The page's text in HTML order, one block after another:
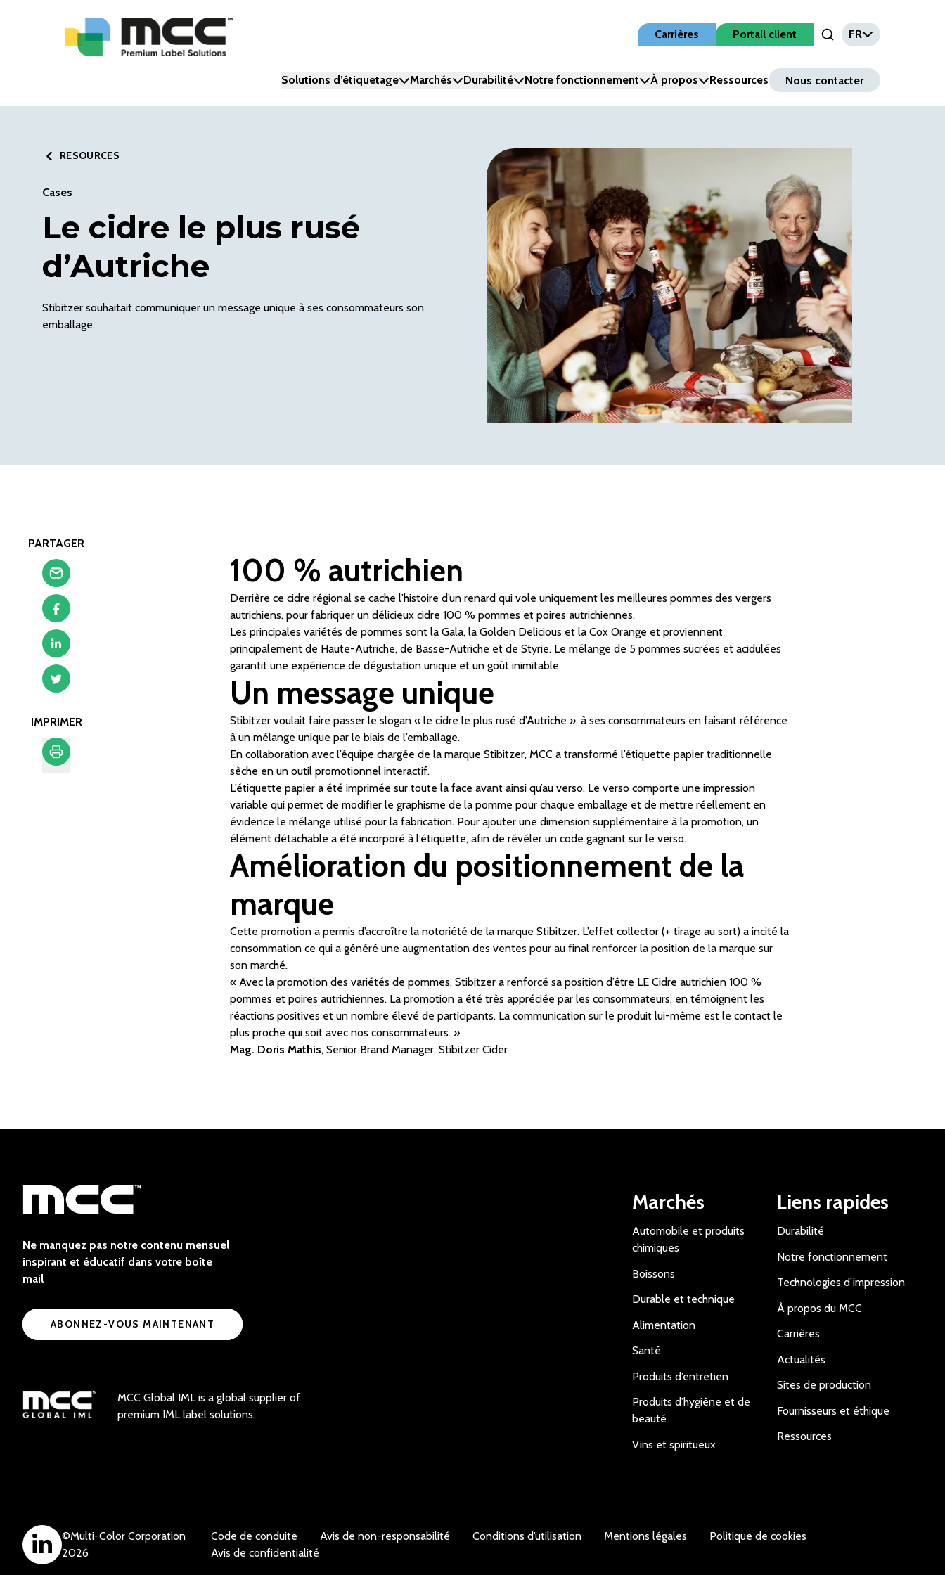
Carrières
Portail client
Open Search Input
FR
Solutions d’étiquetage Marchés Durabilité Notre fonctionnement À propos Ressources Nous contacter
RESOURCES
Cases
Le cidre le plus rusé
d’Autriche
Stibitzer souhaitait communiquer un message unique à ses consommateurs son
emballage.
PARTAGER
IMPRIMER
100 % autrichien
Derrière ce cidre régional se cache l’histoire d’un renard qui vole uniquement les meilleures pommes des vergers
autrichiens, pour fabriquer un délicieux cidre 100 % pommes et poires autrichiennes.
Les principales variétés de pommes sont la Gala, la Golden Delicious et la Cox Orange et proviennent
principalement de Haute-Autriche, de Basse-Autriche et de Styrie. Le mélange de 5 pommes sucrées et acidulées
garantit une expérience de dégustation unique et un goût inimitable.
Un message unique
Stibitzer voulait faire passer le slogan « le cidre le plus rusé d’Autriche », à ses consommateurs en faisant référence
à un mélange unique par le biais de l’emballage.
En collaboration avec l’équipe chargée de la marque Stibitzer, MCC a transformé l’étiquette papier traditionnelle
sèche en un outil promotionnel interactif.
L’étiquette papier a été imprimée sur toute la face avant ainsi qu’au verso. Le verso comporte une impression
variable qui permet de modifier le graphisme de la pomme pour chaque emballage et de mettre réellement en
évidence le mélange utilisé pour la fabrication. Pour ajouter une dimension supplémentaire à la promotion, un
élément détachable a été incorporé à l’étiquette, afin de révéler un code gagnant sur le verso.
Amélioration du positionnement de la
marque
Cette promotion a permis d’accroître la notoriété de la marque Stibitzer. L’effet collector (+ tirage au sort) a incité la
consommation ce qui a généré une augmentation des ventes pour au final renforcer la position de la marque sur
son marché.
« Avec la promotion des variétés de pommes, Stibitzer a renforcé sa position d’être LE Cidre autrichien 100 %
pommes et poires autrichiennes. La promotion a été très appréciée par les consommateurs, en témoignent les
réactions positives et un nombre élevé de participants. La communication sur le produit lui-même est le contact le
plus proche qui soit avec nos consommateurs. »
Mag. Doris Mathis, Senior Brand Manager, Stibitzer Cider
Ne manquez pas notre contenu mensuel
inspirant et éducatif dans votre boîte
mail
ABONNEZ-VOUS MAINTENANT
MCC Global IML is a global supplier of
premium IML label solutions.
Marchés
Automobile et produits
chimiques
Boissons
Durable et technique
Alimentation
Santé
Produits d’entretien
Produits d’hygiène et de
beauté
Vins et spiritueux
Liens rapides
Durabilité
Notre fonctionnement
Technologies d’impression
À propos du MCC
Carrières
Actualités
Sites de production
Fournisseurs et éthique
Ressources
©Multi-Color Corporation
2026
Code de conduite Avis de non-responsabilité Conditions d’utilisation Mentions légales
Politique de cookies
Avis de confidentialité